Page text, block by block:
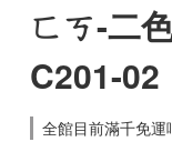
ㄈㄎ-二
C201-02
全館目前滿千免